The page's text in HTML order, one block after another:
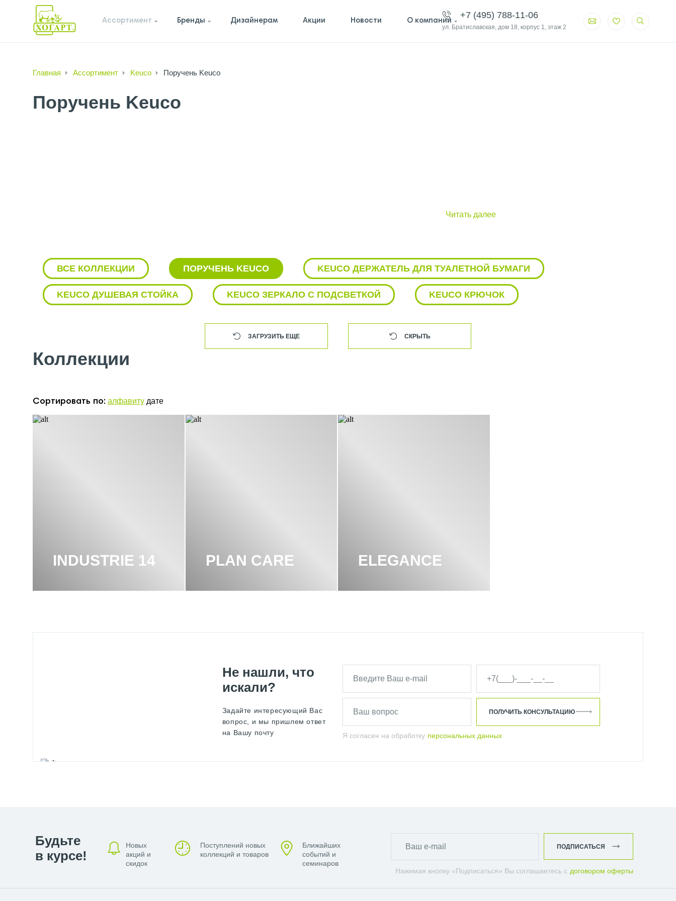
Ассортимент Бренды Дизайнерам Акции Новости О компании
+7 (495) 788-11-06
ул. Братиславская, дом 18, корпус 1, этаж 2
Главная Ассортимент Keuco Поручень Keuco
Поручень Keuco
Читать далее
ВСЕ КОЛЛЕКЦИИ ПОРУЧЕНЬ KEUCO KEUCO ДЕРЖАТЕЛЬ ДЛЯ ТУАЛЕТНОЙ БУМАГИ
KEUCO ДУШЕВАЯ СТОЙКА KEUCO ЗЕРКАЛО С ПОДСВЕТКОЙ KEUCO КРЮЧОК
АКСЕССУАРЫ KEUCO ВЕДРО KEUCO
ЕРШИК KEUCO ЗЕРКАЛО KEUCO КОРЗИНКА ДЛЯ ДУША KEUCO
СМЕСИТЕЛИ KEUCO
ЗАГРУЗИТЬ ЕЩЕ СКРЫТЬ
Коллекции
Сортировать по: алфавиту дате
INDUSTRIE 14 PLAN CARE ELEGANCE
Не нашли, что
искали?
Задайте интересующий Вас
вопрос, и мы пришлем ответ
на Вашу почту
Я согласен на обработку персональных данных
ПОЛУЧИТЬ КОНСУЛЬТАЦИЮ
Будьте
в курсе!
Новых
акций и
скидок
Поступлений новых
коллекций и товаров
Ближайших
событий и
семинаров
Нажимая кнопку «Подписаться» Вы соглашаетесь с договором оферты
ПОДПИСАТЬСЯ